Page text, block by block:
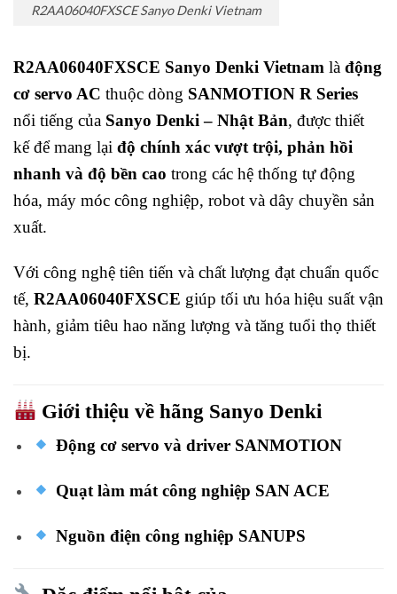
R2AA06040FXSCE Sanyo Denki Vietnam
R2AA06040FXSCE Sanyo Denki Vietnam là động
cơ servo AC thuộc dòng SANMOTION R Series
nổi tiếng của Sanyo Denki – Nhật Bản, được thiết
kế để mang lại độ chính xác vượt trội, phản hồi
nhanh và độ bền cao trong các hệ thống tự động
hóa, máy móc công nghiệp, robot và dây chuyền sản
xuất.
Với công nghệ tiên tiến và chất lượng đạt chuẩn quốc
tế, R2AA06040FXSCE giúp tối ưu hóa hiệu suất vận
hành, giảm tiêu hao năng lượng và tăng tuổi thọ thiết
bị.
Giới thiệu về hãng Sanyo Denki
Động cơ servo và driver SANMOTION
Quạt làm mát công nghiệp SAN ACE
Nguồn điện công nghiệp SANUPS